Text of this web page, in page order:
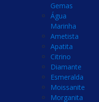
Gemas
Água
Marinha
Ametista
Apatita
Citrino
Diamante
Esmeralda
Moissanite
Morganita